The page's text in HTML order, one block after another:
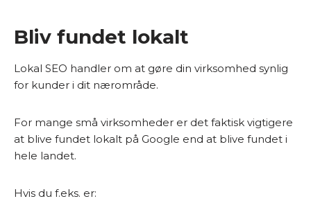
Bliv fundet lokalt
Lokal SEO handler om at gøre din virksomhed synlig
for kunder i dit nærområde.
For mange små virksomheder er det faktisk vigtigere
at blive fundet lokalt på Google end at blive fundet i
hele landet.
Hvis du f.eks. er: